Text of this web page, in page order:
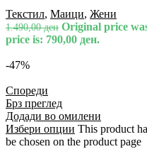
Текстил, Маици, Жени
1.490,00ден Original price
price is: 790,00 ден.
-47%
Спореди
Брз преглед
Додади во омилени
Избери опции This product
be chosen on the product page